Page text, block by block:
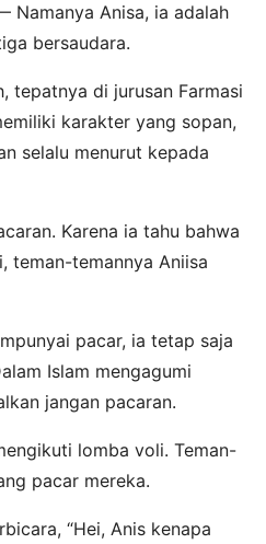
Namanya Anisa, ia adalah
bersaudara.
tepatnya di jurusan Farmasi
karakter yang sopan,
selalu menurut kepada
Karena ia tahu bahwa
teman-temannya Aniisa
pacar, ia tetap saja
Islam mengagumi
jangan pacaran.
lomba voli. Teman-
pacar mereka.
“Hei, Anis kenapa